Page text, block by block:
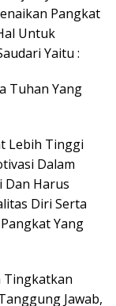
Pangkat
Untuk
Yaitu :
Tuhan Yang
Lebih Tinggi
Dalam
Dan Harus
Diri Serta
Yang
Tingkatkan
Jawab,